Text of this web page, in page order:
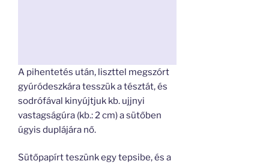
A pihentetés után, liszttel megszórt
gyúródeszkára tesszük a tésztát, és
sodrófával kinyújtjuk kb. ujjnyi
vastagságúra (kb.: 2 cm) a sütőben
úgyis duplájára nő.
Sütőpapírt teszünk egy tepsibe, és a